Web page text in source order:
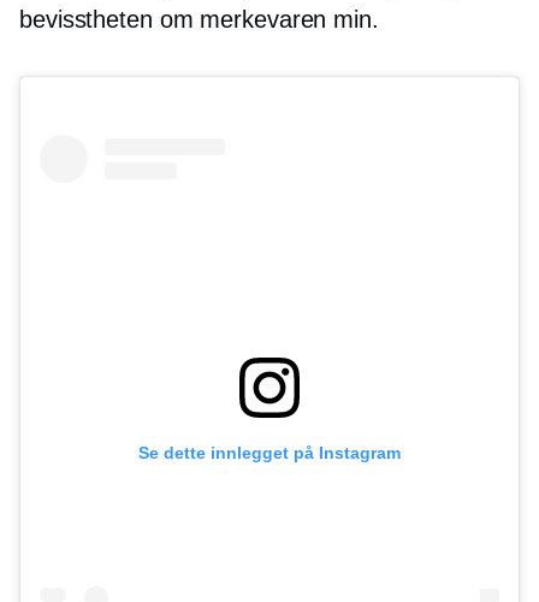
bevisstheten om merkevaren min.
Se dette innlegget på Instagram